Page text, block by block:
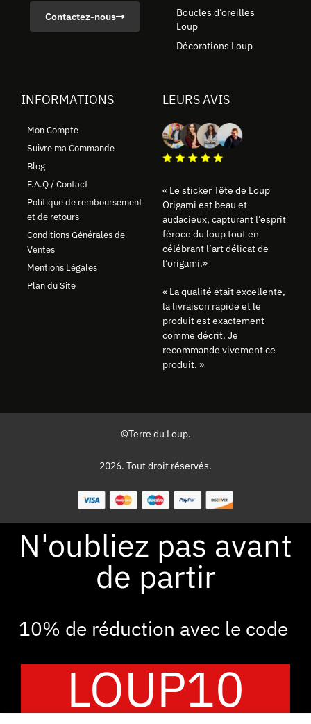
Contactez-nous
Boucles d’oreilles
Loup
Décorations Loup
INFORMATIONS
Mon Compte
Suivre ma Commande
Blog
F.A.Q / Contact
Politique de remboursement
et de retours
Conditions Générales de
Ventes
Mentions Légales
Plan du Site
LEURS AVIS
« Le sticker Tête de Loup
Origami est beau et
audacieux, capturant l’esprit
féroce du loup tout en
célébrant l’art délicat de
l’origami.»
« La qualité était excellente,
la livraison rapide et le
produit est exactement
comme décrit. Je
recommande vivement ce
produit. »
©Terre du Loup.
2026. Tout droit réservés.
N'oubliez pas avant
de partir
10% de réduction avec le code
LOUP10